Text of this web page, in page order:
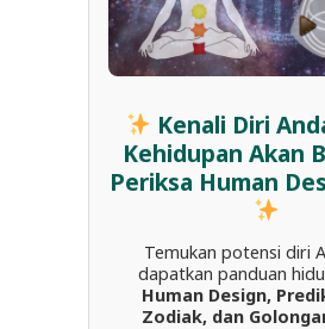
Kenali Diri
Kehidupan Akan
Periksa Human
Temukan potensi diri
dapatkan panduan
Human Design,
Zodiak, dan